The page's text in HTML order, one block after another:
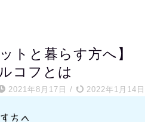
トと暮らす方へ】
コフとは
2021年8月17日 / 2022年1月14日